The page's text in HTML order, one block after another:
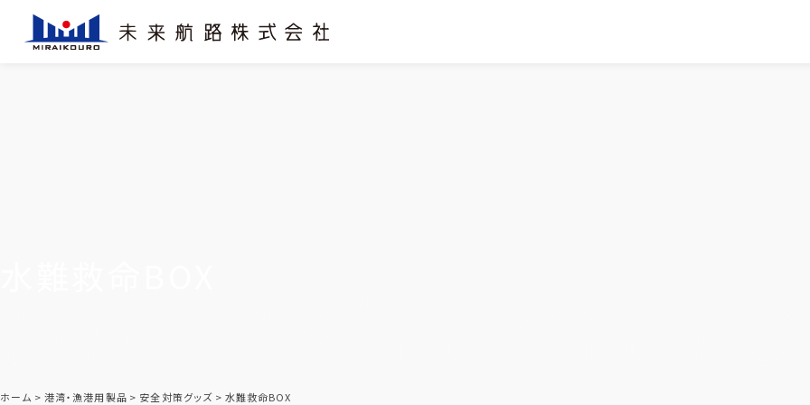
ホーム 港湾・漁港用製品 安全対策グッズ 水難救命BOX